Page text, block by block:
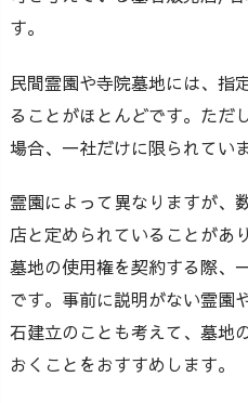
す。
民間霊園や寺院墓地には、指
ることがほとんどです。ただ
場合、一社だけに限られてい
霊園によって異なりますが、
店と定められていることがあ
墓地の使用権を契約する際、
です。事前に説明がない霊園
石建立のことも考えて、墓地
おくことをおすすめします。